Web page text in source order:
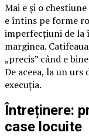
Mai e și o
e întins pe forme
imperfecțiuni de la
marginea.
„precis” când e
De aceea, la un
execuția.
Întreținere:
case locuite